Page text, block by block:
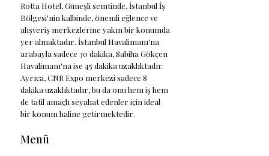
Rotta Hotel, Güneşli semtinde, İstanbul İş
Bölgesi'nin kalbinde, önemli eğlence ve
alışveriş merkezlerine yakın bir konumda
yer almaktadır. İstanbul Havalimanı'na
arabayla sadece 30 dakika, Sabiha Gökçen
Havalimanı'na ise 45 dakika uzaklıktadır.
Ayrıca, CNR Expo merkezi sadece 8
dakika uzaklıktadır, bu da onu hem iş hem
de tatil amaçlı seyahat edenler için ideal
bir konum haline getirmektedir.
Menü